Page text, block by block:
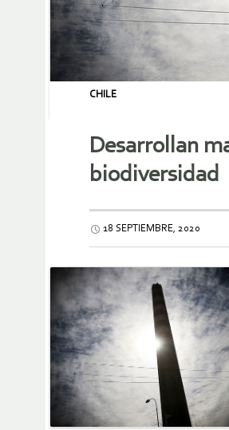
CHILE
Desarrollan
biodiversidad
18 SEPTIEMBRE, 2020